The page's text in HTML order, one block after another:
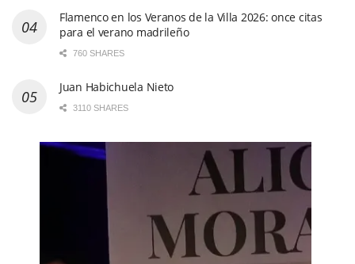
Flamenco en los Veranos de la Villa 2026: once citas
para el verano madrileño
760 SHARES
Juan Habichuela Nieto
3110 SHARES